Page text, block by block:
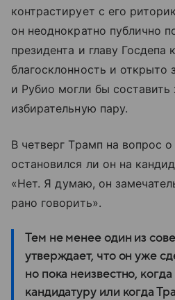
контрастирует с его
он неоднократно публично
президента и главу Госдепа
благосклонность и открыто
и Рубио могли бы
избирательную пару.
В четверг Трамп на вопрос
остановился ли он на
«Нет. Я думаю, он
рано говорить».
Тем не менее один из
утверждает, что он уже
но пока неизвестно,
кандидатуру или когда